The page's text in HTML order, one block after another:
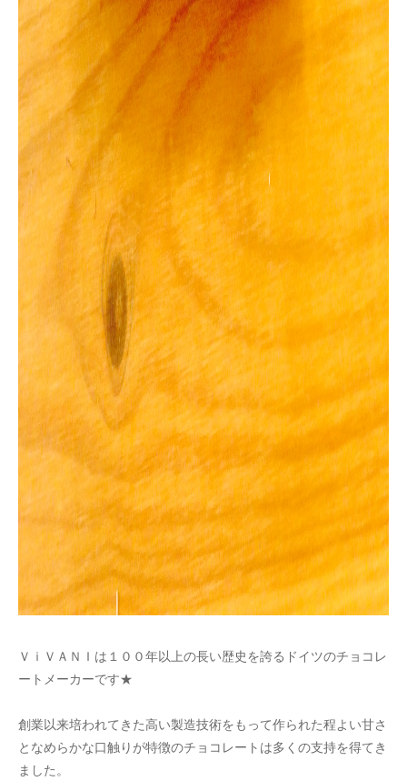
ＶｉＶＡＮＩは１００年以上の長い歴史を誇るドイツのチョコレ
ートメーカーです★
創業以来培われてきた高い製造技術をもって作られた程よい甘さ
となめらかな口触りが特徴のチョコレートは多くの支持を得てき
ました。